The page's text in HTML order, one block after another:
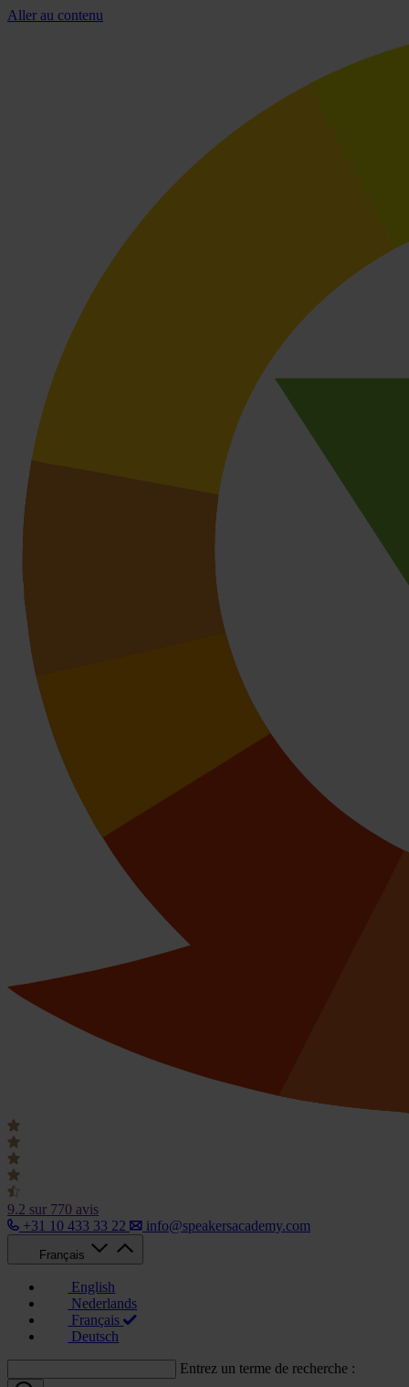
Aller au contenu
9.2 sur 770 avis
+31 10 433 33 22
info@speakersacademy.com
Français
English
Nederlands
Français
Deutsch
Entrez un terme de recherche :